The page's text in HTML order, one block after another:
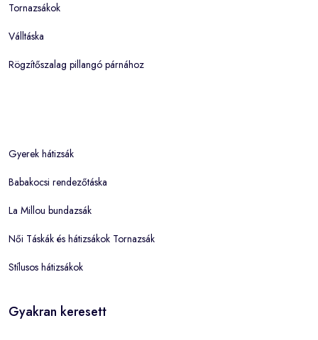
Tornazsákok
Válltáska
Rögzítőszalag pillangó párnához
Gyerek hátizsák
Babakocsi rendezőtáska
La Millou bundazsák
Női Táskák és hátizsákok Tornazsák
Stílusos hátizsákok
Gyakran keresett